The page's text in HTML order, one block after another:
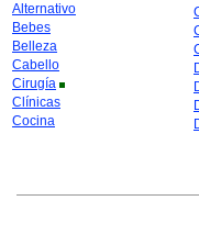
Alternativo
Bebes
Belleza
Cabello
Cirugía
Clínicas
Cocina